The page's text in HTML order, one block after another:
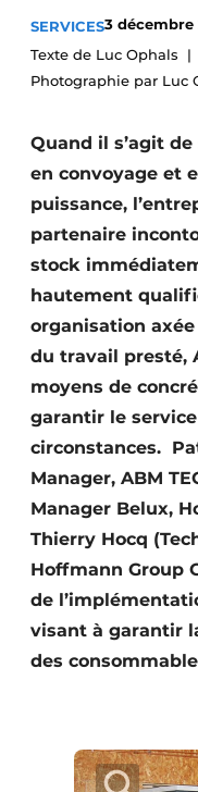
Termes et
Video’s
SERVICES3 décembre
Texte de Luc Ophals
Photographie par Luc
Quand il s’agit
en convoyage et
puissance,
partenaire
stock
hautement
organisation
du travail presté,
moyens de
garantir le
circonstances.
Manager, ABM
Manager Belux,
Thierry Hocq
Hoffmann Group
de
visant à garantir
des